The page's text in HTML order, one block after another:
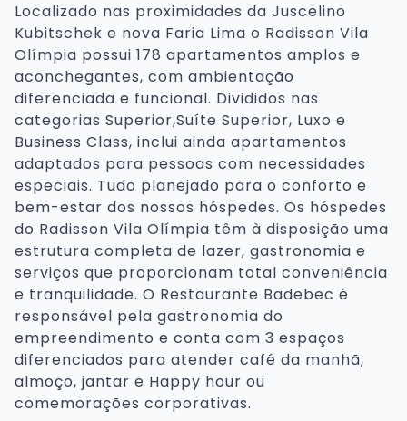
Localizado nas proximidades da Juscelino
Kubitschek e nova Faria Lima o Radisson Vila
Olímpia possui 178 apartamentos amplos e
aconchegantes, com ambientação
diferenciada e funcional. Divididos nas
categorias Superior,Suíte Superior, Luxo e
Business Class, inclui ainda apartamentos
adaptados para pessoas com necessidades
especiais. Tudo planejado para o conforto e
bem-estar dos nossos hóspedes. Os hóspedes
do Radisson Vila Olímpia têm à disposição uma
estrutura completa de lazer, gastronomia e
serviços que proporcionam total conveniência
e tranquilidade. O Restaurante Badebec é
responsável pela gastronomia do
empreendimento e conta com 3 espaços
diferenciados para atender café da manhã,
almoço, jantar e Happy hour ou
comemorações corporativas.